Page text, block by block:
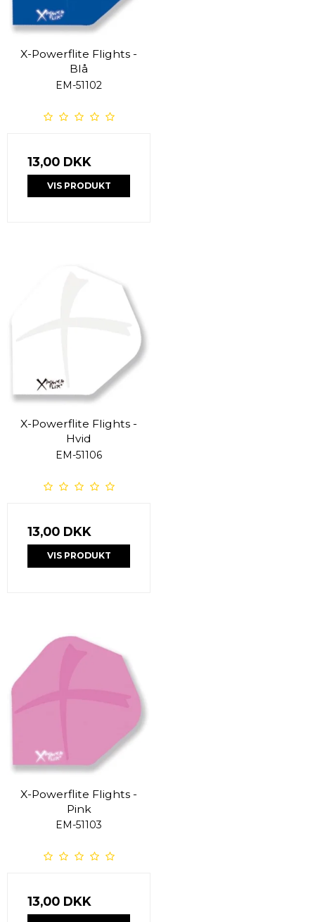
X-Powerflite Flights -
Blå
EM-51102
13,00 DKK
VIS PRODUKT
X-Powerflite Flights -
Hvid
EM-51106
13,00 DKK
VIS PRODUKT
X-Powerflite Flights -
Pink
EM-51103
13,00 DKK